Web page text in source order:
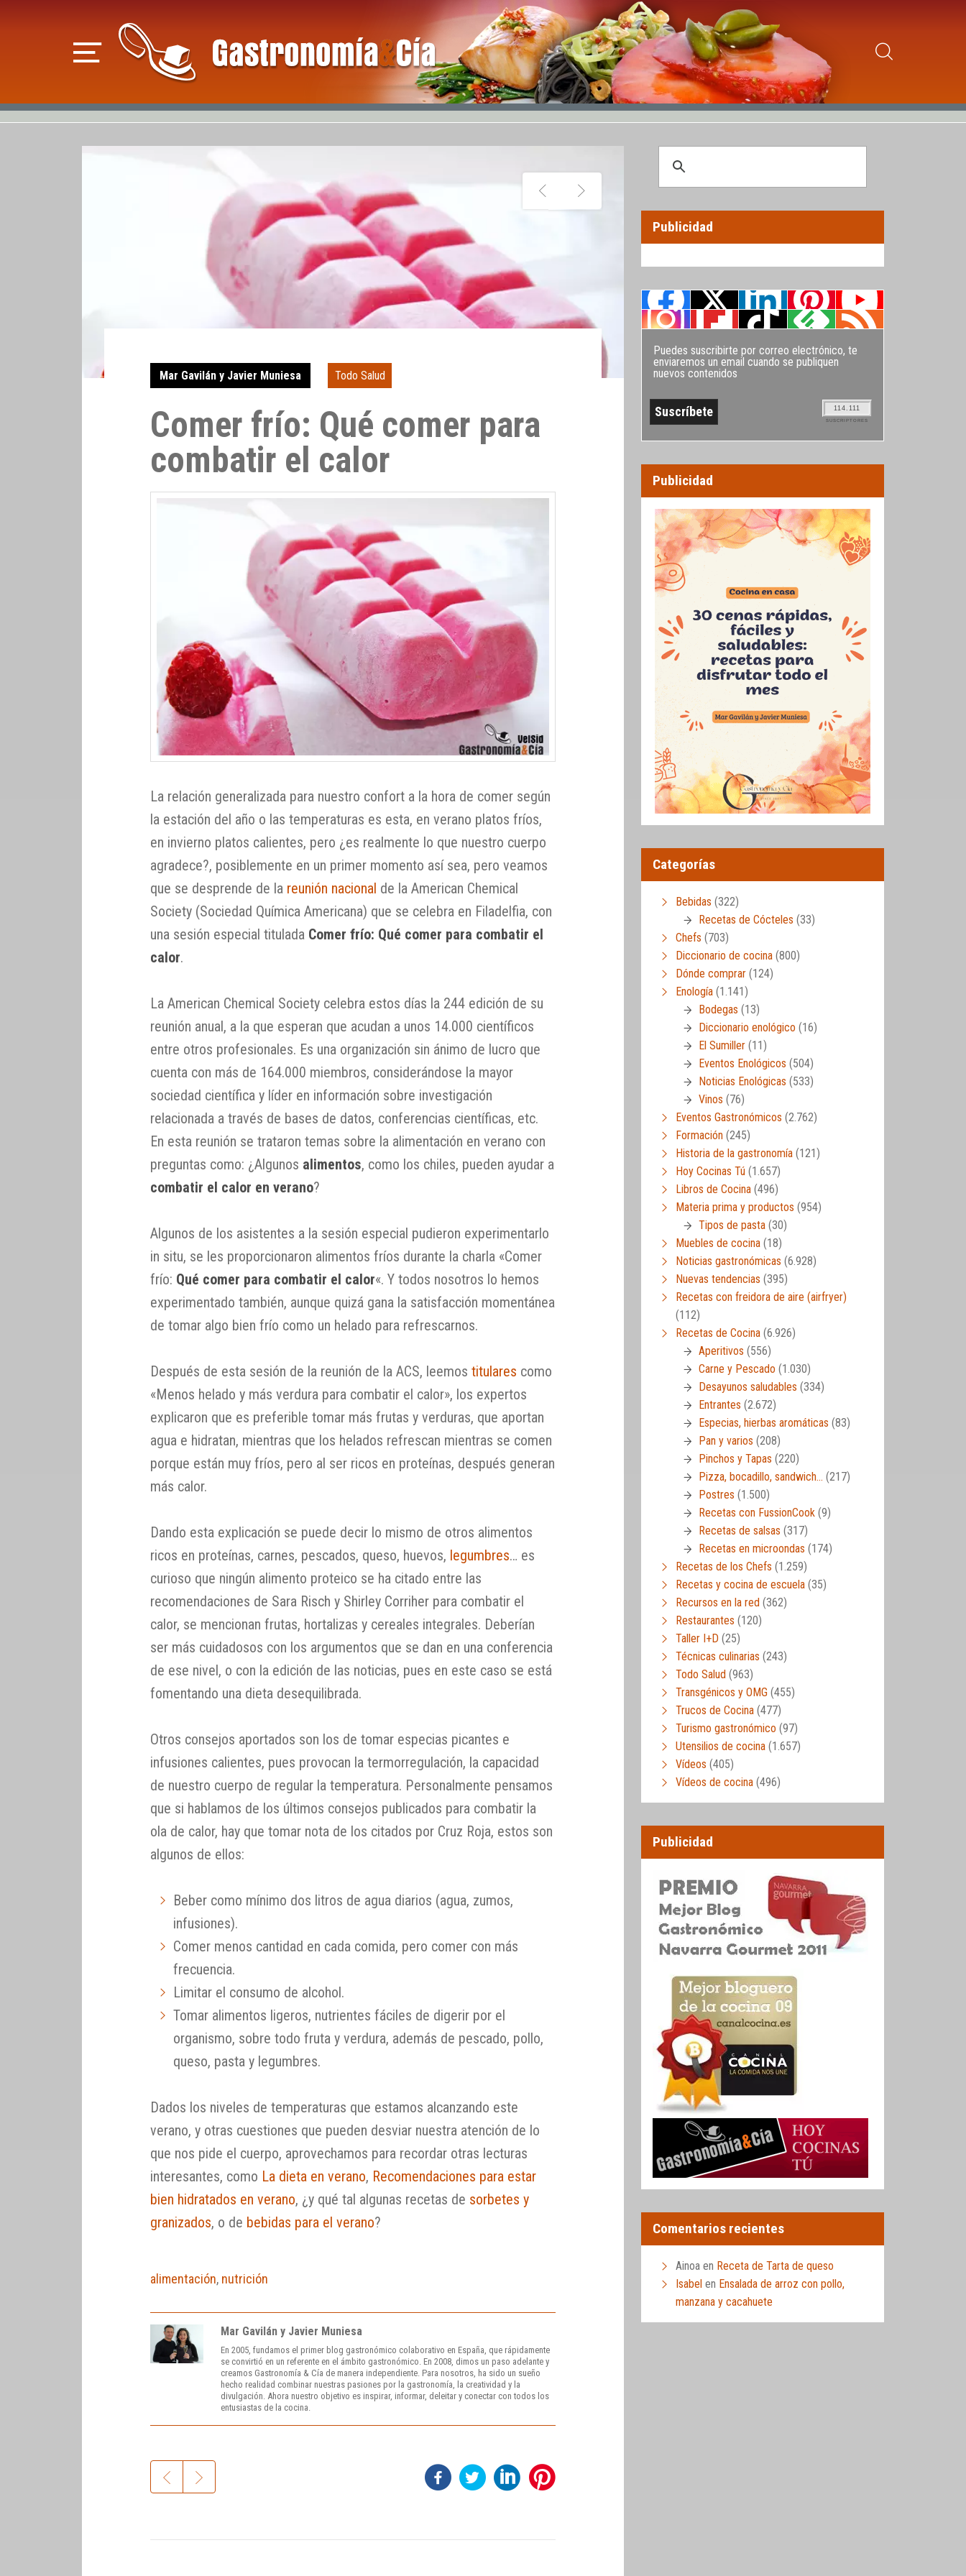
Mar Gavilán y Javier Muniesa Todo Salud
Comer frío: Qué comer para
combatir el calor
La relación generalizada para nuestro confort a la hora de comer según
la estación del año o las temperaturas es esta, en verano platos fríos,
en invierno platos calientes, pero ¿es realmente lo que nuestro cuerpo
agradece?, posiblemente en un primer momento así sea, pero veamos
que se desprende de la reunión nacional de la American Chemical
Society (Sociedad Química Americana) que se celebra en Filadelfia, con
una sesión especial titulada Comer frío: Qué comer para combatir el
calor.
La American Chemical Society celebra estos días la 244 edición de su
reunión anual, a la que esperan que acudan a unos 14.000 científicos
entre otros profesionales. Es una organización sin ánimo de lucro que
cuenta con más de 164.000 miembros, considerándose la mayor
sociedad científica y líder en información sobre investigación
relacionada a través de bases de datos, conferencias científicas, etc.
En esta reunión se trataron temas sobre la alimentación en verano con
preguntas como: ¿Algunos alimentos, como los chiles, pueden ayudar a
combatir el calor en verano?
Algunos de los asistentes a la sesión especial pudieron experimentarlo
in situ, se les proporcionaron alimentos fríos durante la charla «Comer
frío: Qué comer para combatir el calor«. Y todos nosotros lo hemos
experimentado también, aunque quizá gana la satisfacción momentánea
de tomar algo bien frío como un helado para refrescarnos.
Después de esta sesión de la reunión de la ACS, leemostitulares como
«Menos helado y más verdura para combatir el calor», los expertos
explicaron que es preferible tomar más frutas y verduras, que aportan
agua e hidratan, mientras que los helados refrescan mientras se comen
porque están muy fríos, pero al ser ricos en proteínas, después generan
más calor.
Dando esta explicación se puede decir lo mismo de otros alimentos
ricos en proteínas, carnes, pescados, queso, huevos, legumbres… es
curioso que ningún alimento proteico se ha citado entre las
recomendaciones de Sara Risch y Shirley Corriher para combatir el
calor, se mencionan frutas, hortalizas y cereales integrales. Deberían
ser más cuidadosos con los argumentos que se dan en una conferencia
de ese nivel, o con la edición de las noticias, pues en este caso se está
fomentando una dieta desequilibrada.
Otros consejos aportados son los de tomar especias picantes e
infusiones calientes, pues provocan la termorregulación, la capacidad
de nuestro cuerpo de regular la temperatura. Personalmente pensamos
que si hablamos de los últimos consejos publicados para combatir la
ola de calor, hay que tomar nota de los citados por Cruz Roja, estos son
algunos de ellos:
Beber como mínimo dos litros de agua diarios (agua, zumos,
infusiones).
Comer menos cantidad en cada comida, pero comer con más
frecuencia.
Limitar el consumo de alcohol.
Tomar alimentos ligeros, nutrientes fáciles de digerir por el
organismo, sobre todo fruta y verdura, además de pescado, pollo,
queso, pasta y legumbres.
Dados los niveles de temperaturas que estamos alcanzando este
verano, y otras cuestiones que pueden desviar nuestra atención de lo
que nos pide el cuerpo, aprovechamos para recordar otras lecturas
interesantes, como La dieta en verano, Recomendaciones para estar
bien hidratados en verano, ¿y qué tal algunas recetas de sorbetes y
granizados, o de bebidas para el verano?
alimentación, nutrición
Mar Gavilán y Javier Muniesa
En 2005, fundamos el primer blog gastronómico colaborativo en España, que rápidamente
se convirtió en un referente en el ámbito gastronómico. En 2008, dimos un paso adelante y
creamos Gastronomía & Cía de manera independiente. Para nosotros, ha sido un sueño
hecho realidad combinar nuestras pasiones por la gastronomía, la creatividad y la
divulgación. Ahora nuestro objetivo es inspirar, informar, deleitar y conectar con todos los
entusiastas de la cocina.
Publicidad
Puedes suscribirte por correo electrónico, te
enviaremos un email cuando se publiquen
nuevos contenidos
114.111
SUSCRIPTORES
Publicidad
Categorías
Bebidas (322)
Recetas de Cócteles (33)
Chefs (703)
Diccionario de cocina (800)
Dónde comprar (124)
Enología (1.141)
Bodegas (13)
Diccionario enológico (16)
El Sumiller (11)
Eventos Enológicos (504)
Noticias Enológicas (533)
Vinos (76)
Eventos Gastronómicos (2.762)
Formación (245)
Historia de la gastronomía (121)
Hoy Cocinas Tú (1.657)
Libros de Cocina (496)
Materia prima y productos (954)
Tipos de pasta (30)
Muebles de cocina (18)
Noticias gastronómicas (6.928)
Nuevas tendencias (395)
Recetas con freidora de aire (airfryer)
(112)
Recetas de Cocina (6.926)
Aperitivos (556)
Carne y Pescado (1.030)
Desayunos saludables (334)
Entrantes (2.672)
Especias, hierbas aromáticas (83)
Pan y varios (208)
Pinchos y Tapas (220)
Pizza, bocadillo, sandwich… (217)
Postres (1.500)
Recetas con FussionCook (9)
Recetas de salsas (317)
Recetas en microondas (174)
Recetas de los Chefs (1.259)
Recetas y cocina de escuela (35)
Recursos en la red (362)
Restaurantes (120)
Taller I+D (25)
Técnicas culinarias (243)
Todo Salud (963)
Transgénicos y OMG (455)
Trucos de Cocina (477)
Turismo gastronómico (97)
Utensilios de cocina (1.657)
Vídeos (405)
Vídeos de cocina (496)
Publicidad
Comentarios recientes
Ainoa en Receta de Tarta de queso
Isabel en Ensalada de arroz con pollo,
manzana y cacahuete